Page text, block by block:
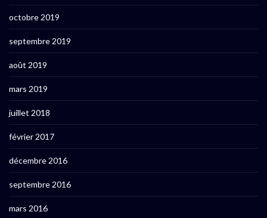
octobre 2019
septembre 2019
août 2019
mars 2019
juillet 2018
février 2017
décembre 2016
septembre 2016
mars 2016